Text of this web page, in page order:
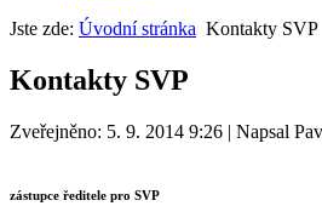
Jste zde: Úvodní stránka Kontakty SVP
Kontakty SVP
Zveřejněno: 5. 9. 2014 9:26 | Napsal
zástupce ředitele pro SVP